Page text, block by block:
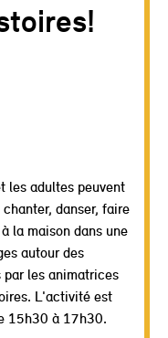
les adultes peuvent
danser, faire
la maison dans une
autour des
par les animatrices
L'activité est
15h30 à 17h30.